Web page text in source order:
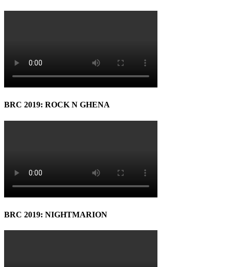
BRC 2019: ROCK N GHENA
BRC 2019: NIGHTMARION